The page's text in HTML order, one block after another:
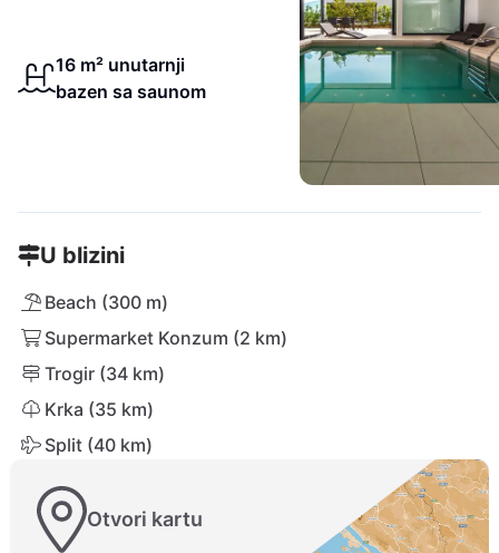
16 m² unutarnji
bazen sa saunom
U blizini
Beach (300 m)
Supermarket Konzum (2 km)
Trogir (34 km)
Krka (35 km)
Split (40 km)
Otvori kartu